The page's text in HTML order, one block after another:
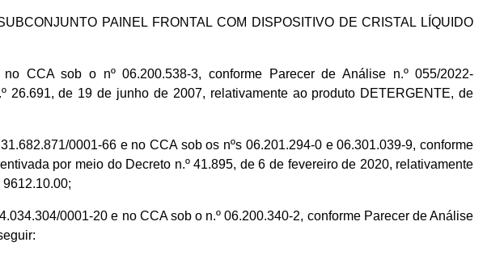
PAINEL FRONTAL COM DISPOSITIVO DE CRISTAL LÍQUIDO
CCA sob o nº 06.200.538-3, conforme Parecer de Análise n.º 055/2022-
26.691, de 19 de junho de 2007, relativamente ao produto DETERGENTE, de
0001-66 e no CCA sob os nºs 06.201.294-0 e 06.301.039-9, conforme
por meio do Decreto n.º 41.895, de 6 de fevereiro de 2020, relativamente
0001-20 e no CCA sob o n.º 06.200.340-2, conforme Parecer de Análise